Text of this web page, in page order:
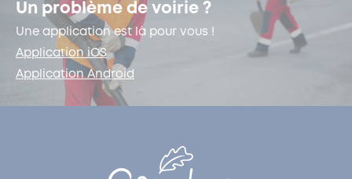
Un problème de voirie ?
Une application est là pour vous !
Application iOS
Application Android